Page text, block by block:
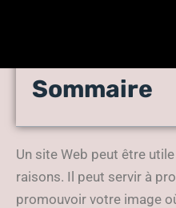
commencer ?
Sommaire
Un site Web peut être
raisons. Il peut servir à
promouvoir votre image